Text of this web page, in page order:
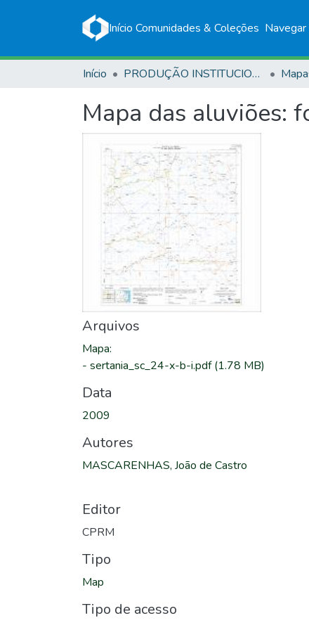
Início Comunidades & Coleções Navegar
Início PRODUÇÃO INSTITUCIONAL
Mapa das aluviões:
Arquivos
Mapa:
- sertania_sc_24-x-b-i.pdf(1.78 MB)
Data
2009
Autores
MASCARENHAS, João de Castro
Editor
CPRM
Tipo
Map
Tipo de acesso